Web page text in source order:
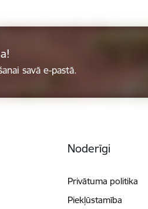
savā e-pastā.
Noderīgi
Privātuma politika
Piekļūstamība